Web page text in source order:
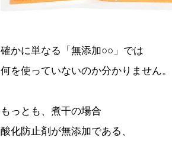
確かに単なる「無添加○○」では
何を使っていないのか分かりません。
もっとも、煮干の場合
酸化防止剤が無添加である、